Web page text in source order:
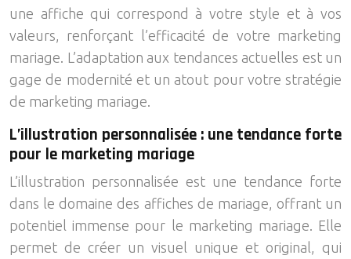
une affiche qui correspond à votre style et à vos
valeurs, renforçant l’efficacité de votre marketing
mariage. L’adaptation aux tendances actuelles est un
gage de modernité et un atout pour votre stratégie
de marketing mariage.
L’illustration personnalisée : une tendance forte
pour le marketing mariage
L’illustration personnalisée est une tendance forte
dans le domaine des affiches de mariage, offrant un
potentiel immense pour le marketing mariage. Elle
permet de créer un visuel unique et original, qui